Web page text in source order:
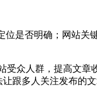
是否明确；网站关
受众人群，提高文章
跟多人关注发布的